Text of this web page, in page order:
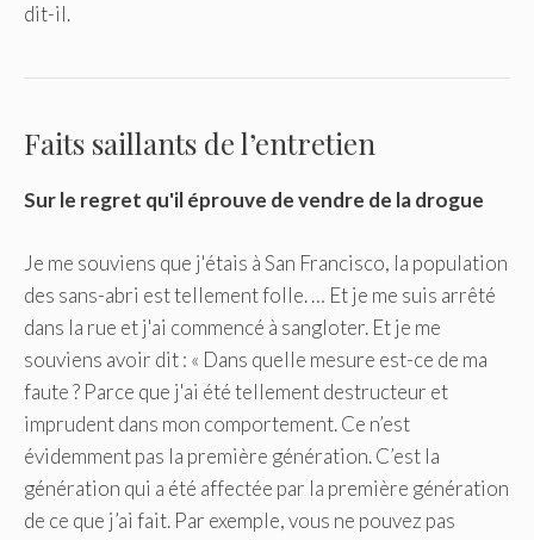
dit-il.
Faits saillants de l’entretien
Sur le regret qu'il éprouve de vendre de la drogue
Je me souviens que j'étais à San Francisco, la population
des sans-abri est tellement folle. … Et je me suis arrêté
dans la rue et j'ai commencé à sangloter. Et je me
souviens avoir dit : « Dans quelle mesure est-ce de ma
faute ? Parce que j'ai été tellement destructeur et
imprudent dans mon comportement. Ce n’est
évidemment pas la première génération. C’est la
génération qui a été affectée par la première génération
de ce que j’ai fait. Par exemple, vous ne pouvez pas